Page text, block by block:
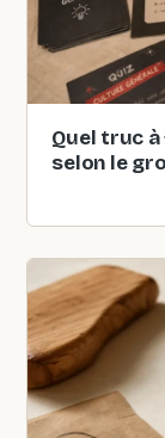
Quel truc
selon le